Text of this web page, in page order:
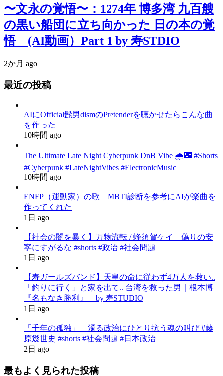
〜文永の覚悟〜：1274年 博多湾 九百艘
の黒い船団に立ち向かった 日の本の覚
悟 (AI動画）Part 1 by 寿STDIO
2か月 ago
最近の投稿
AIにOfficial髭男dismのPretenderを聴かせたらこんな曲
を作った
10時間 ago
The Ultimate Late Night Cyberpunk DnB Vibe 🌧️🌃 #Shorts
#Cyberpunk #LateNightVibes #ElectronicMusic
10時間 ago
ENFP（運動家）の歌 MBTI診断を参考にAIが楽曲を
作ってくれた
1日 ago
【社会の闇を暴く】万物流転 / 蜂須賀ケイ – 偽りの安
寧にすがるな #shorts #政治 #社会問題
1日 ago
【寿ガールズバンド】天皇の命に従わず4万人を救い..
「釣りに行く」と家を出て.. 台湾を救った男｜根本博
『名もなき勝利』 by 寿STUDIO
1日 ago
「千年の孤独」 – 濁る政治にひとり抗う魂の叫び #藤
原幾世史 #shorts #社会問題 #日本政治
2日 ago
最もよく見られた投稿